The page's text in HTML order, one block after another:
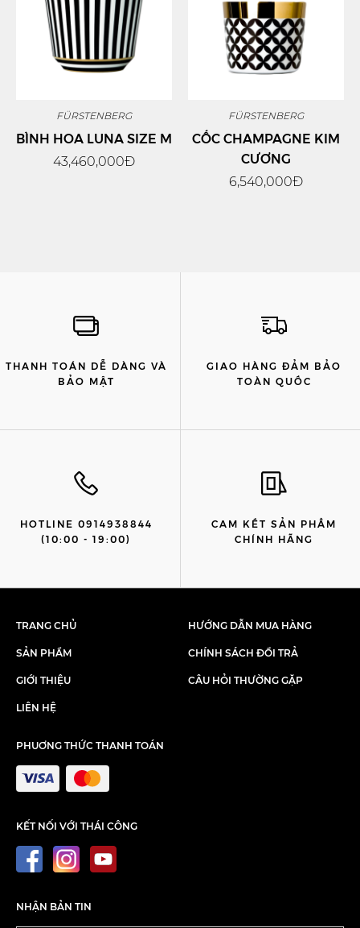
FÜRSTENBERG
BÌNH HOA LUNA SIZE M
43,460,000Đ
FÜRSTENBERG
CỐC CHAMPAGNE KIM
CƯƠNG
6,540,000Đ
THANH TOÁN DỄ DÀNG VÀ
BẢO MẬT
GIAO HÀNG ĐẢM BẢO
TOÀN QUỐC
HOTLINE 0914938844
(10:00 - 19:00)
CAM KẾT SẢN PHẨM
CHÍNH HÃNG
TRANG CHỦ
SẢN PHẨM
GIỚI THIỆU
LIÊN HỆ
HƯỚNG DẪN MUA HÀNG
CHÍNH SÁCH ĐỔI TRẢ
CÂU HỎI THƯỜNG GẶP
PHUƠNG THỨC THANH TOÁN
KẾT NỐI VỚI THÁI CÔNG
NHẬN BẢN TIN